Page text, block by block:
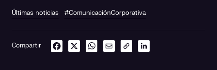
Últimas noticias #ComunicaciónCorporativa
Compartir